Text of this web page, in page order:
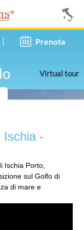
Prenota
Virtual tour
Ischia -
Ischia Porto,
sul Golfo di
di mare e